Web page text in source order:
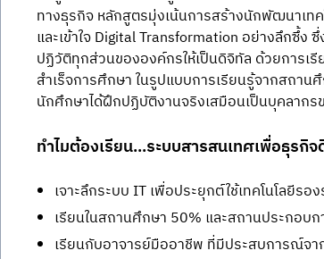
ทางธุรกิจ หลักสูตรมุ่งเน้นการสร้างนักพัฒนาเท
และเข้าใจ Digital Transformation อย่างลึกซึ้ง
ปฏิวัติทุกส่วนขององค์กรให้เป็นดิจิทัล ด้วยการ
สำเร็จการศึกษา ในรูปแบบการเรียนรู้จากสถา
นักศึกษาได้ฝึกปฏิบัติงานจริงเสมือนเป็นบุคลาก
ทำไมต้องเรียน...ระบบสารสนเทศเพื่อธุรกิจ
เจาะลึกระบบ IT เพื่อประยุกต์ใช้เทคโนโลยีรอ
เรียนในสถานศึกษา 50% และสถานประกอบ
เรียนกับอาจารย์มืออาชีพ ที่มีประสบการณ์จ